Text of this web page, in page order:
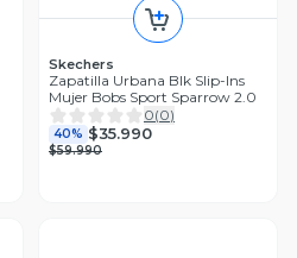
Skechers
Zapatilla Urbana Blk Slip-Ins
Mujer Bobs Sport Sparrow 2.0
0(0)
40% $35.990
$59.990